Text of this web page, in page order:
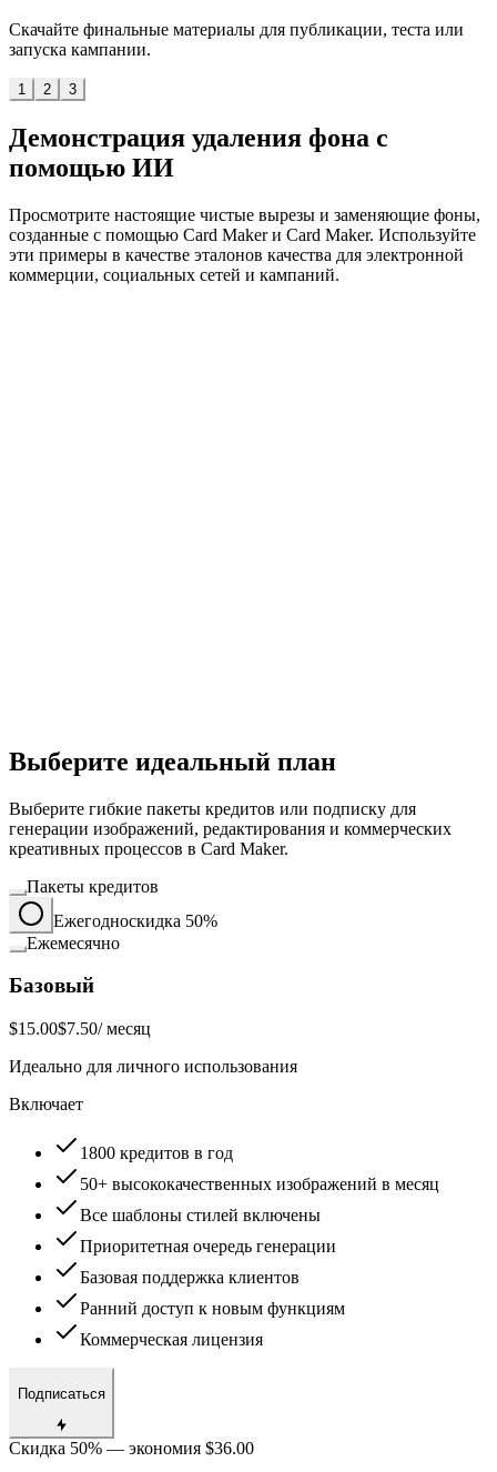
Скачайте финальные материалы для публикации, теста или
запуска кампании.
1 2 3
Демонстрация удаления фона с
помощью ИИ
Просмотрите настоящие чистые вырезы и заменяющие фоны,
созданные с помощью Card Maker и Card Maker. Используйте
эти примеры в качестве эталонов качества для электронной
коммерции, социальных сетей и кампаний.
Выберите идеальный план
Выберите гибкие пакеты кредитов или подписку для
генерации изображений, редактирования и коммерческих
креативных процессов в Card Maker.
Пакеты кредитов
Ежегодноскидка 50%
Ежемесячно
Базовый
$15.00$7.50/ месяц
Идеально для личного использования
Включает
1800 кредитов в год
50+ высококачественных изображений в месяц
Все шаблоны стилей включены
Приоритетная очередь генерации
Базовая поддержка клиентов
Ранний доступ к новым функциям
Коммерческая лицензия
Подписаться
Скидка 50% — экономия $36.00